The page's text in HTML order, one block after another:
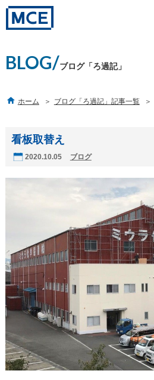
BLOG/ブログ「ろ過記」
 ホーム ブログ「ろ過記」記事一覧
看板取替え
2020.10.05 ブログ